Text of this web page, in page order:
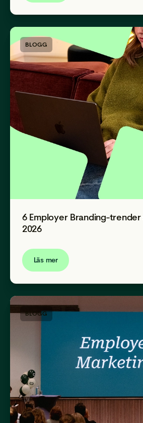
BLOGG
6 Employer Branding-
2026
Läs mer
BLOGG